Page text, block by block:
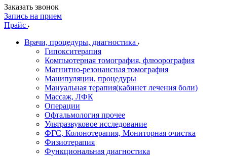
Заказать звонок
Запись на прием
Прайс
Врачи, процедуры, диагностика
Гипокситерапия
Компьютерная томография, флюорография
Магнитно-резонансная томография
Манипуляции, процедуры
Мануальная терапия(кабинет лечения боли)
Массаж, ЛФК
Операции
Офтальмология прочее
Ультразвуковое исследование
ФГС, Колонотерапия, Мониторная очистка
Физиотерапия
Функциональная диагностика